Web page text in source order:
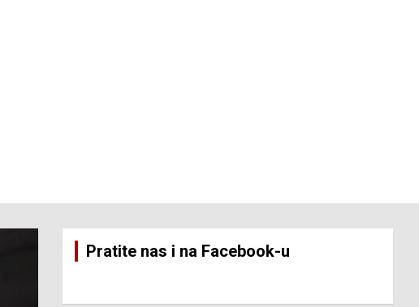
Pratite nas i na Facebook-u